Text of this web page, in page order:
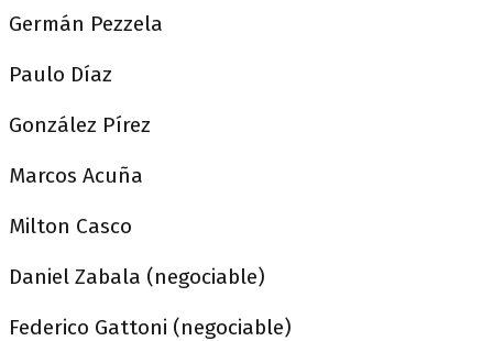
Germán Pezzela
Paulo Díaz
González Pírez
Marcos Acuña
Milton Casco
Daniel Zabala (negociable)
Federico Gattoni (negociable)